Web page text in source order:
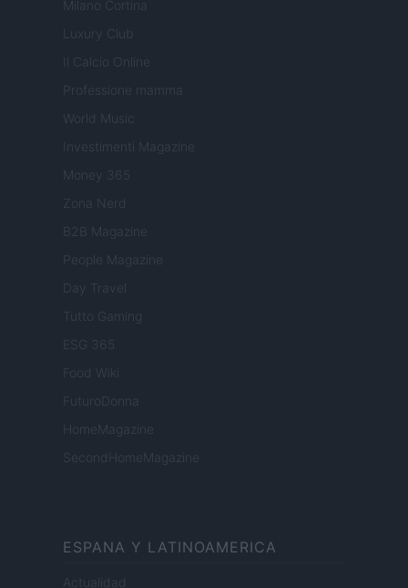
Milano Cortina
Luxury Club
Il Calcio Online
Professione mamma
World Music
Investimenti Magazine
Money 365
Zona Nerd
B2B Magazine
People Magazine
Day Travel
Tutto Gaming
ESG 365
Food Wiki
FuturoDonna
HomeMagazine
SecondHomeMagazine
ESPANA Y LATINOAMERICA
Actualidad